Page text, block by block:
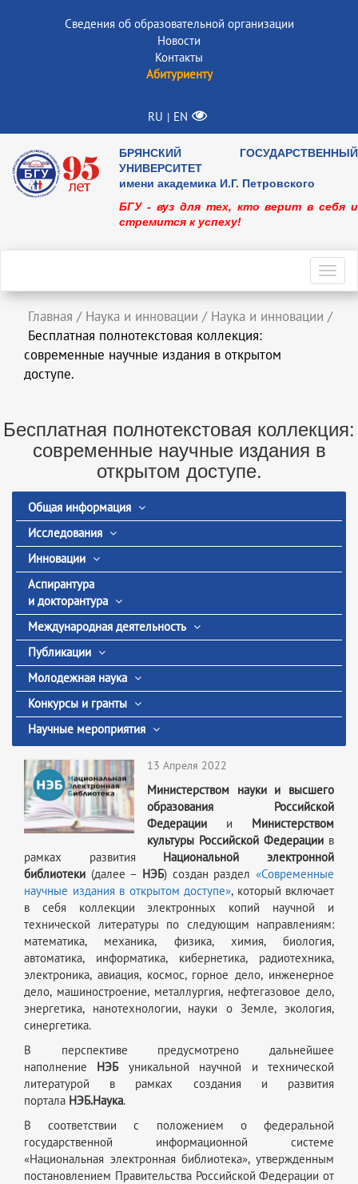
Сведения об образовательной организации
Новости
Контакты
Абитуриенту
RU | EN
БРЯНСКИЙ ГОСУДАРСТВЕННЫЙ
УНИВЕРСИТЕТ
имени академика И.Г. Петровского
БГУ - вуз для тех, кто верит в себя и
стремится к успеху!
Главная / Наука и инновации / Наука и инновации /
Бесплатная полнотекстовая коллекция:
современные научные издания в открытом
доступе.
Бесплатная полнотекстовая коллекция:
современные научные издания в
открытом доступе.
Общая информация
Исследования
Инновации
Аспирантура
и докторантура
Международная деятельность
Публикации
Молодежная наука
Конкурсы и гранты
Научные мероприятия
13 Апреля 2022
Министерством науки и высшего
образования Российской
Федерации и Министерством
культуры Российской Федерации в
рамках развития Национальной электронной
библиотеки (далее – НЭБ) создан раздел «Современные
научные издания в открытом доступе», который включает
в себя коллекции электронных копий научной и
технической литературы по следующим направлениям:
математика, механика, физика, химия, биология,
автоматика, информатика, кибернетика, радиотехника,
электроника, авиация, космос, горное дело, инженерное
дело, машиностроение, металлургия, нефтегазовое дело,
энергетика, нанотехнологии, науки о Земле, экология,
синергетика.
В перспективе предусмотрено дальнейшее
наполнение НЭБуникальной научной и технической
литературой в рамках создания и развития
портала НЭБ.Наука.
В соответствии с положением о федеральной
государственной информационной системе
«Национальная электронная библиотека», утвержденным
постановлением Правительства Российской Федерации от